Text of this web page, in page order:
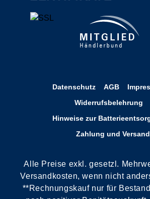
Datenschutz AGB
Widerrufsbelehrung
Hinweise zur
Zahlung und Versand
Alle Preise exkl. gesetzl.
Versandkosten, wenn nicht
**Rechnungskauf nur für